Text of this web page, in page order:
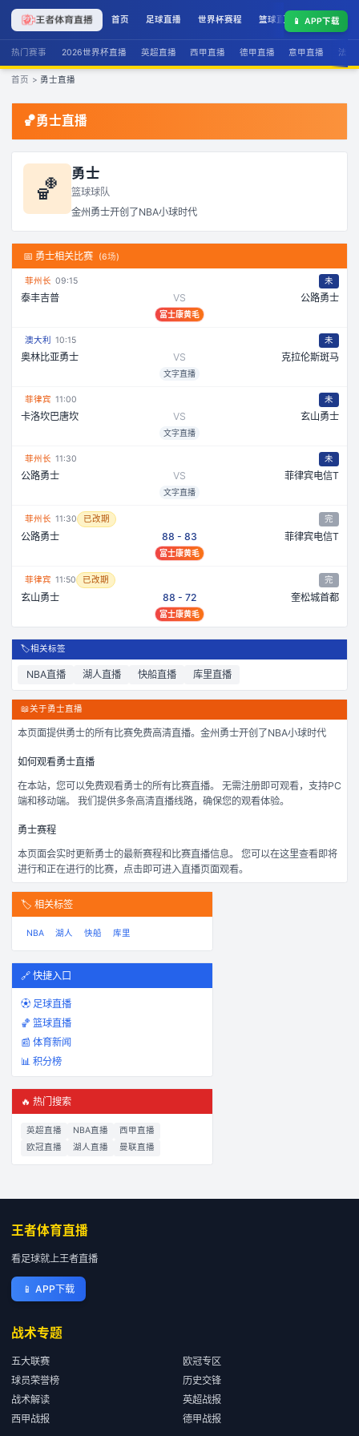
首页 足球直播 世界杯赛程 篮球直播 联赛积分
📱 APP下载
热门赛事 2026世界杯直播 英超直播 西甲直播 德甲直播 意甲直播 法甲
首页 > 勇士直播
🏀勇士直播
🏀
勇士
篮球球队
金州勇士开创了NBA小球时代
📅 勇士相关比赛 (6场)
菲州长 09:15 未
泰丰吉普 VS 公路勇士
富士康黄毛
澳大利 10:15 未
奥林比亚勇士 VS 克拉伦斯斑马
文字直播
菲律宾 11:00 未
卡洛坎巴唐坎 VS 玄山勇士
文字直播
菲州长 11:30 未
公路勇士 VS 菲律宾电信T
文字直播
菲州长 11:30 已改期 完
公路勇士 88 - 83 菲律宾电信T
富士康黄毛
菲律宾 11:50 已改期 完
玄山勇士 88 - 72 奎松城首都
富士康黄毛
🏷️相关标签
NBA直播 湖人直播 快船直播 库里直播
📖关于勇士直播
本页面提供勇士的所有比赛免费高清直播。 金州勇士开创了NBA小球时代
如何观看勇士直播
在本站，您可以免费观看勇士的所有比赛直播。 无需注册即可观看，支持PC
端和移动端。 我们提供多条高清直播线路，确保您的观看体验。
勇士赛程
本页面会实时更新勇士的最新赛程和比赛直播信息。 您可以在这里查看即将
进行和正在进行的比赛，点击即可进入直播页面观看。
🏷️ 相关标签
NBA 湖人 快船 库里
🔗 快捷入口
⚽ 足球直播
🏀 篮球直播
📰 体育新闻
📊 积分榜
🔥 热门搜索
英超直播 NBA直播
西甲直播
欧冠直播
湖人直播 曼联直播
王者体育直播
看足球就上王者直播
📱 APP下载
战术专题
五大联赛
欧冠专区
球员荣誉榜
历史交锋
战术解读
英超战报
西甲战报
德甲战报